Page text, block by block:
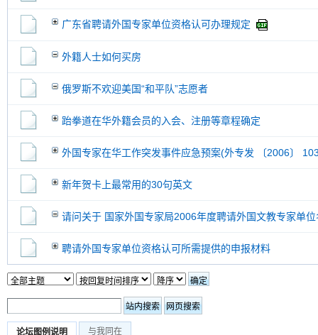
广东省聘请外国专家单位资格认可办理规定
外籍人士如何买房
俄罗斯不欢迎美国“和平队”志愿者
跆拳道在华外籍会员的入会、注册等章程确定
外国专家在华工作突发事件应急预案(外专发 〔2006〕
新年贺卡上最常用的30句英文
请问关于 国家外国专家局2006年度聘请外国文教专家单位
聘请外国专家单位资格认可所需提供的申报材料
论坛图例说明 与我同在